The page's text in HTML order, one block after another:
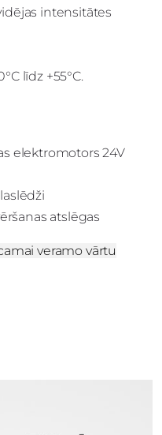
intensitātes
līdz +55°C.
elektromotors 24V
atslēgas
veramo vārtu